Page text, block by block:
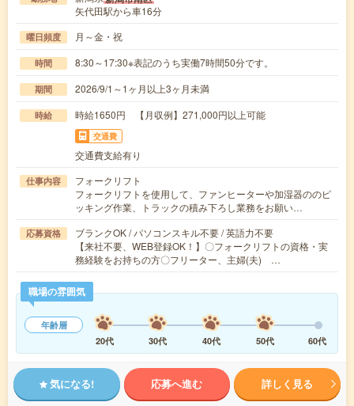
矢代田駅から車16分
曜日頻度 月～金・祝
時間 8:30～17:30※表記のうち実働7時間50分です。
期間 2026/9/1～1ヶ月以上3ヶ月未満
時給 時給1650円 【月収例】271,000円以上可能
交通費
交通費支給有り
仕事内容
フォークリフト
フォークリフトを使用して、ファンヒーターや加湿器ののピ
ッキング作業、トラックの積み下ろし業務をお願い…
応募資格
ブランクOK / パソコンスキル不要 / 英語力不要
【来社不要、WEB登録OK！】〇フォークリフトの資格・実
務経験をお持ちの方〇フリーター、主婦(夫) …
職場の雰囲気
年齢層
20代
30代 40代 50代 60代
気になる! 応募へ進む 詳しく見る